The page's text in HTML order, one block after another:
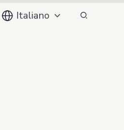
Italiano Cerca